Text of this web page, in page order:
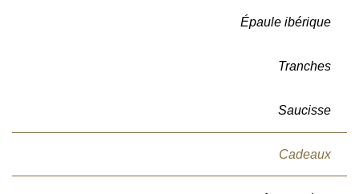
Épaule ibérique
Tranches
Saucisse
Cadeaux